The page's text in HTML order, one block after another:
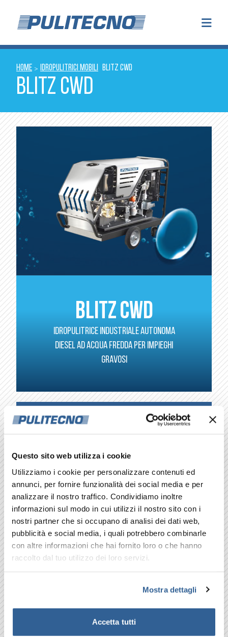
Questo sito web utilizza i cookie
Utilizziamo i cookie per personalizzare contenuti ed
annunci, per fornire funzionalità dei social media e per
analizzare il nostro traffico. Condividiamo inoltre
informazioni sul modo in cui utilizzi il nostro sito con i
nostri partner che si occupano di analisi dei dati web,
pubblicità e social media, i quali potrebbero combinarle
con altre informazioni che hai fornito loro o che hanno
raccolto dal tuo utilizzo dei loro servizi.
Mostra dettagli
Accetta tutti
HOME > IDROPULITRICI MOBILI BLITZ CWD
BLITZ CWD
BLITZ CWD
Idropulitrice industriale autonoma
diesel ad acqua fredda per impieghi
gravosi
CLASSE SUPER INDUSTRIALE AUTONOMA AD
L’USO INDUSTRIALE GRAVOSO CON MOTORE A
SCOPPIO. INDICATA PER: LA RIMOZIONE DI
GRAFFITI E MURALES, PER L’INDUSTRIA, IN
CARATTERISTICHE TECNICHE
Alimentazione:Diesel